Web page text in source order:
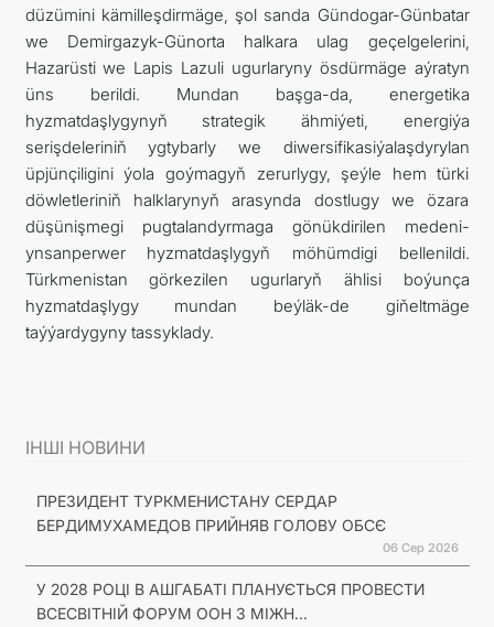
düzümini kämilleşdirmäge, şol sanda Gündogar-Günbatar
we Demirgazyk-Günorta halkara ulag geçelgelerini,
Hazarüsti we Lapis Lazuli ugurlaryny ösdürmäge aýratyn
üns berildi. Mundan başga-da, energetika
hyzmatdaşlygynyň strategik ähmiýeti, energiýa
serişdeleriniň ygtybarly we diwersifikasiýalaşdyrylan
üpjünçiligini ýola goýmagyň zerurlygy, şeýle hem türki
döwletleriniň halklarynyň arasynda dostlugy we özara
düşünişmegi pugtalandyrmaga gönükdirilen medeni-
ynsanperwer hyzmatdaşlygyň möhümdigi bellenildi.
Türkmenistan görkezilen ugurlaryň ählisi boýunça
hyzmatdaşlygy mundan beýläk-de giňeltmäge
taýýardygyny tassyklady.
ІНШІ НОВИНИ
ПРЕЗИДЕНТ ТУРКМЕНИСТАНУ СЕРДАР
БЕРДИМУХАМЕДОВ ПРИЙНЯВ ГОЛОВУ ОБСЄ
06 Сер 2026
У 2028 РОЦІ В АШГАБАТІ ПЛАНУЄТЬСЯ ПРОВЕСТИ
ВСЕСВІТНІЙ ФОРУМ ООН З МІЖН...